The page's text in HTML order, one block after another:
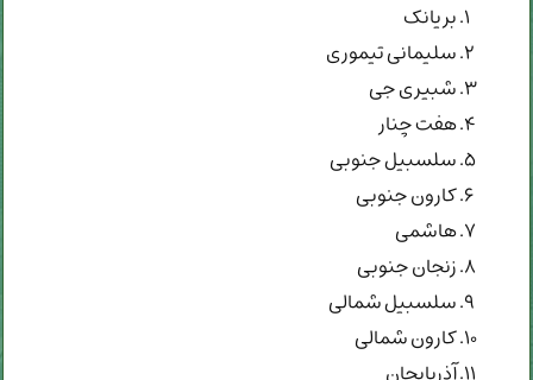
بریانک
سلیمانی تیموری
شبیری جی
هفت چنار
سلسبیل جنوبی
کارون جنوبی
هاشمی
زنجان جنوبی
سلسبیل شمالی
کارون شمالی